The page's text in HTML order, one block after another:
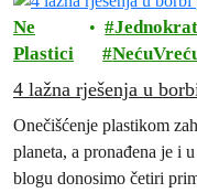
Ne
Plastici
4 lažna rješenja u
Onečišćenje plastikom
planeta, a pronađena je i
blogu donosimo četiri